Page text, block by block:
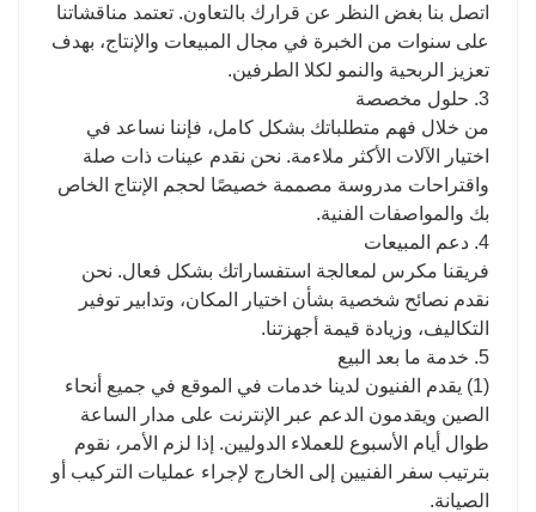
اتصل بنا بغض النظر عن قرارك بالتعاون. تعتمد مناقشاتنا
على سنوات من الخبرة في مجال المبيعات والإنتاج، بهدف
تعزيز الربحية والنمو لكلا الطرفين.
3. حلول مخصصة
من خلال فهم متطلباتك بشكل كامل، فإننا نساعد في
اختيار الآلات الأكثر ملاءمة. نحن نقدم عينات ذات صلة
واقتراحات مدروسة مصممة خصيصًا لحجم الإنتاج الخاص
بك والمواصفات الفنية.
4. دعم المبيعات
فريقنا مكرس لمعالجة استفساراتك بشكل فعال. نحن
نقدم نصائح شخصية بشأن اختيار المكان، وتدابير توفير
التكاليف، وزيادة قيمة أجهزتنا.
5. خدمة ما بعد البيع
(1) يقدم الفنيون لدينا خدمات في الموقع في جميع أنحاء
الصين ويقدمون الدعم عبر الإنترنت على مدار الساعة
طوال أيام الأسبوع للعملاء الدوليين. إذا لزم الأمر، نقوم
بترتيب سفر الفنيين إلى الخارج لإجراء عمليات التركيب أو
الصيانة.